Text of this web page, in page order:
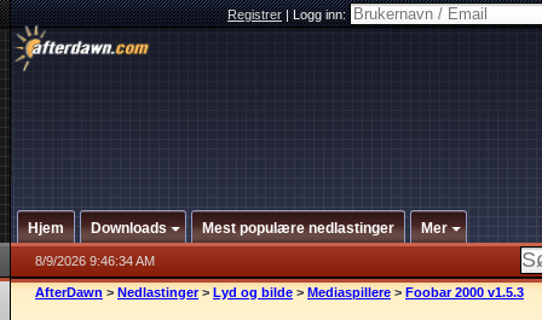
Registrer|Logg inn:
Hjem Downloads Mest populære nedlastinger Mer
8/9/2026 9:46:34 AM
AfterDawn > Nedlastinger > Lyd og bilde > Mediaspillere > Foobar 2000 v1.5.3